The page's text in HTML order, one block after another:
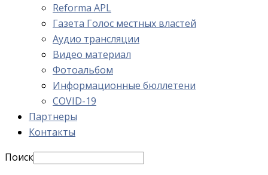
Reforma APL
Газета Голос местных властей
Аудио трансляции
Видео материал
Фотоальбом
Информационные бюллетени
COVID-19
Партнеры
Контакты
Поиск